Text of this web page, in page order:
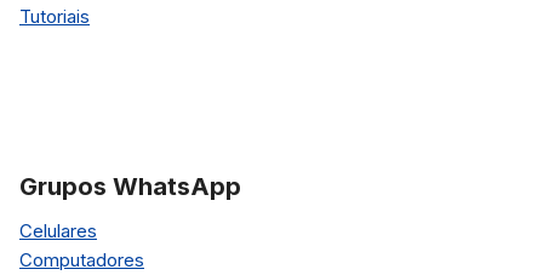
Tutoriais
Grupos WhatsApp
Celulares
Computadores